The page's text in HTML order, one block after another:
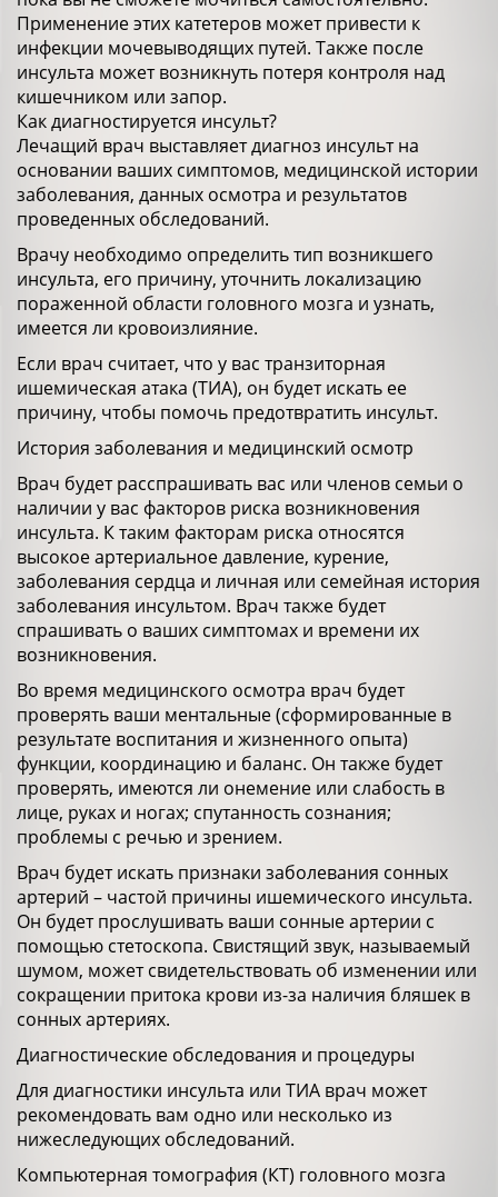
Применение этих катетеров может привести к
инфекции мочевыводящих путей. Также после
инсульта может возникнуть потеря контроля над
кишечником или запор.
Как диагностируется инсульт?
Лечащий врач выставляет диагноз инсульт на
основании ваших симптомов, медицинской истории
заболевания, данных осмотра и результатов
проведенных обследований.
Врачу необходимо определить тип возникшего
инсульта, его причину, уточнить локализацию
пораженной области головного мозга и узнать,
имеется ли кровоизлияние.
Если врач считает, что у вас транзиторная
ишемическая атака (ТИА), он будет искать ее
причину, чтобы помочь предотвратить инсульт.
История заболевания и медицинский осмотр
Врач будет расспрашивать вас или членов семьи о
наличии у вас факторов риска возникновения
инсульта. К таким факторам риска относятся
высокое артериальное давление, курение,
заболевания сердца и личная или семейная история
заболевания инсультом. Врач также будет
спрашивать о ваших симптомах и времени их
возникновения.
Во время медицинского осмотра врач будет
проверять ваши ментальные (сформированные в
результате воспитания и жизненного опыта)
функции, координацию и баланс. Он также будет
проверять, имеются ли онемение или слабость в
лице, руках и ногах; спутанность сознания;
проблемы с речью и зрением.
Врач будет искать признаки заболевания сонных
артерий – частой причины ишемического инсульта.
Он будет прослушивать ваши сонные артерии с
помощью стетоскопа. Свистящий звук, называемый
шумом, может свидетельствовать об изменении или
сокращении притока крови из-за наличия бляшек в
сонных артериях.
Диагностические обследования и процедуры
Для диагностики инсульта или ТИА врач может
рекомендовать вам одно или несколько из
нижеследующих обследований.
Компьютерная томография (КТ) головного мозга